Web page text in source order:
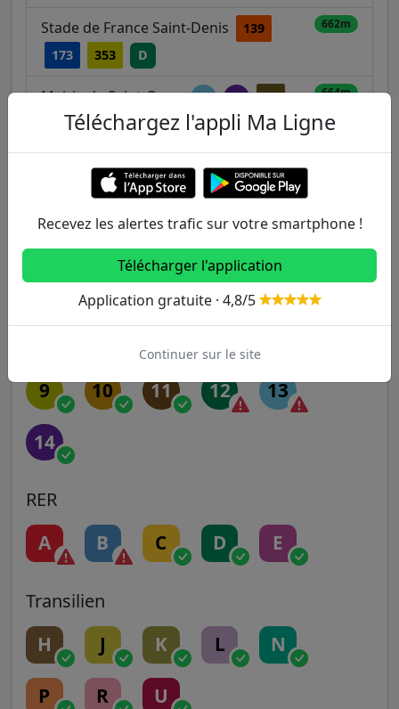
Stade de France Saint-Denis
139
173
353 D
662m
Mairie de Saint-Ouen 13 14
85
140 166 173 237 274
664m
Metro
1 2 3 3B 4
9 10 11 12 13
14
RER
A B C D E
Transilien
H J K L N
P R U
Téléchargez l'appli Ma Ligne
Recevez les alertes trafic sur votre smartphone !
Télécharger l'application
Application gratuite · 4,8/5
Continuer sur le site